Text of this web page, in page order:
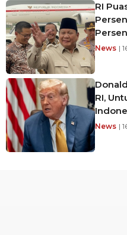
RI
Persen
News |
RI,
News |